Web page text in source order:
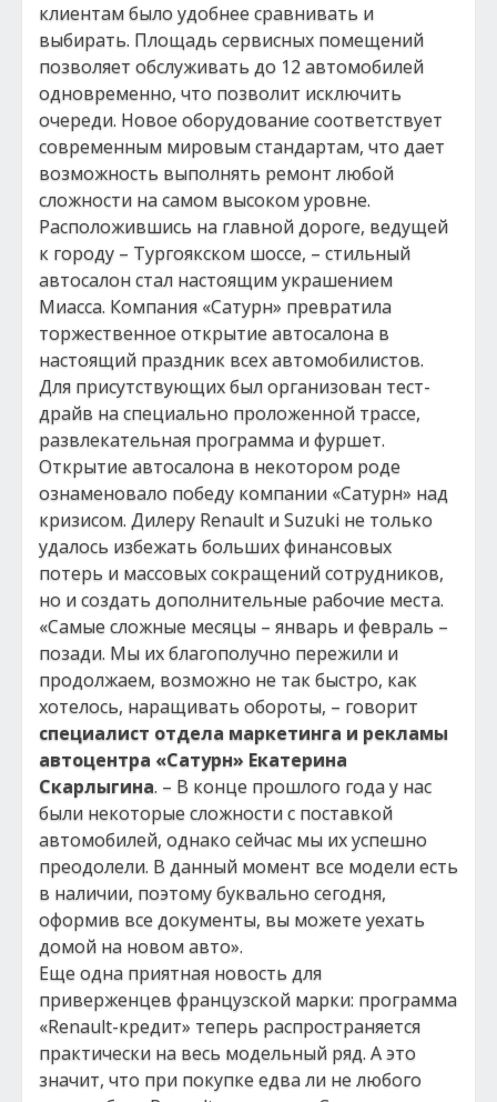
клиентам было удобнее сравнивать и
выбирать. Площадь сервисных помещений
позволяет обслуживать до 12 автомобилей
одновременно, что позволит исключить
очереди. Новое оборудование соответствует
современным мировым стандартам, что дает
возможность выполнять ремонт любой
сложности на самом высоком уровне.
Расположившись на главной дороге, ведущей
к городу – Тургоякском шоссе, – стильный
автосалон стал настоящим украшением
Миасса. Компания «Сатурн» превратила
торжественное открытие автосалона в
настоящий праздник всех автомобилистов.
Для присутствующих был организован тест-
драйв на специально проложенной трассе,
развлекательная программа и фуршет.
Открытие автосалона в некотором роде
ознаменовало победу компании «Сатурн» над
кризисом. Дилеру Renault и Suzuki не только
удалось избежать больших финансовых
потерь и массовых сокращений сотрудников,
но и создать дополнительные рабочие места.
«Самые сложные месяцы – январь и февраль –
позади. Мы их благополучно пережили и
продолжаем, возможно не так быстро, как
хотелось, наращивать обороты, – говорит
специалист отдела маркетинга и рекламы
автоцентра «Сатурн» Екатерина
Скарлыгина. – В конце прошлого года у нас
были некоторые сложности с поставкой
автомобилей, однако сейчас мы их успешно
преодолели. В данный момент все модели есть
в наличии, поэтому буквально сегодня,
оформив все документы, вы можете уехать
домой на новом авто».
Еще одна приятная новость для
приверженцев французской марки: программа
«Renault-кредит» теперь распространяется
практически на весь модельный ряд. А это
значит, что при покупке едва ли не любого